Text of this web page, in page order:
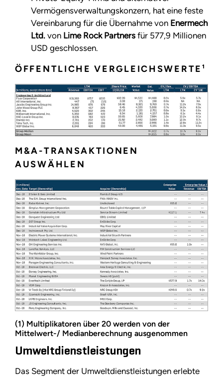
Vermögensverwaltungskonzern, hat eine feste
Vereinbarung für die Übernahme von Enermech
Ltd. von Lime Rock Partners für 577,9 Millionen
USD geschlossen.
ÖFFENTLICHE VERGLEICHSWERTE¹
M&A-TRANSAKTIONEN
AUSWÄHLEN
(1) Multiplikatoren über 20 werden von der
Mittelwert-/ Medianberechnung ausgenommen
Umweltdienstleistungen
Das Segment der Umweltdienstleistungen erlebte